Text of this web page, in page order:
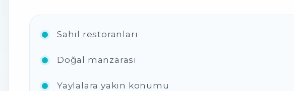
Sahil restoranları
Doğal manzarası
Yaylalara yakın konumu